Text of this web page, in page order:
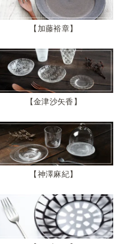
加藤裕章
金津沙矢香
神澤麻紀